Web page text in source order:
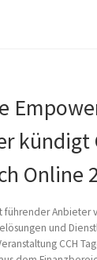
kündigt
Online
führender Anbieter
und
CCH